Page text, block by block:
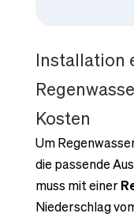
Installation
Kosten
Um
die passende
muss mit einer
Niederschlag